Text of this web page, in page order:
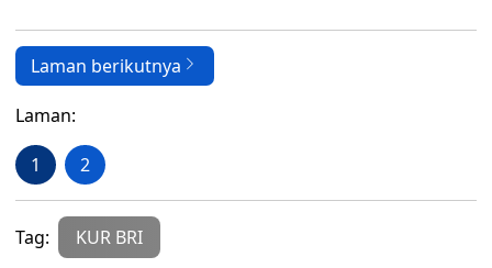
Laman berikutnya
Laman:
1 2
Tag: KUR BRI